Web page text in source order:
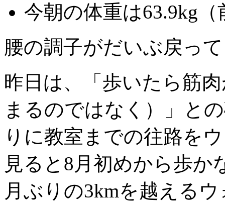
今朝の体重は63.9kg（
腰の調子がだいぶ戻っ
昨日は、「歩いたら筋
まるのではなく）」と
りに教室までの往路を
見ると8月初めから歩
月ぶりの3kmを越える